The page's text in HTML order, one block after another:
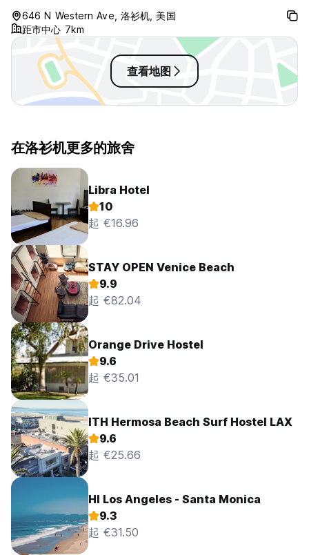
- 屋顶阳台/露台
- 附近餐厅的折扣 (Auto-translated from original language)
646 N Western Ave, 洛衫机, 美国
距市中心 7km
查看地图
在洛衫机更多的旅舍
Libra Hotel
10
起 €16.96
STAY OPEN Venice Beach
9.9
起 €82.04
Orange Drive Hostel
9.6
起 €35.01
ITH Hermosa Beach Surf Hostel LAX
9.6
起 €25.66
HI Los Angeles - Santa Monica
9.3
起 €31.50